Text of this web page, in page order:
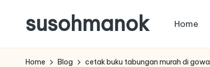
content
susohmanok Home
Home Blog cetak buku tabungan murah di gowa